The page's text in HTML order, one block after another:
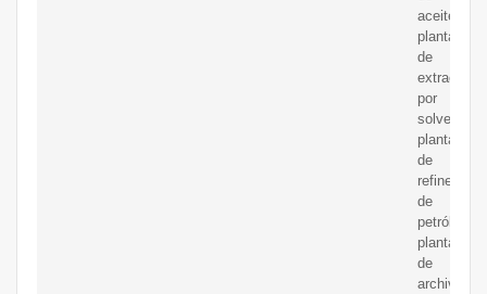
aceite,
plantas
de
extracción
por
solventes,
plantas
de
refinería
de
petróleo,
plantas
de
archivo